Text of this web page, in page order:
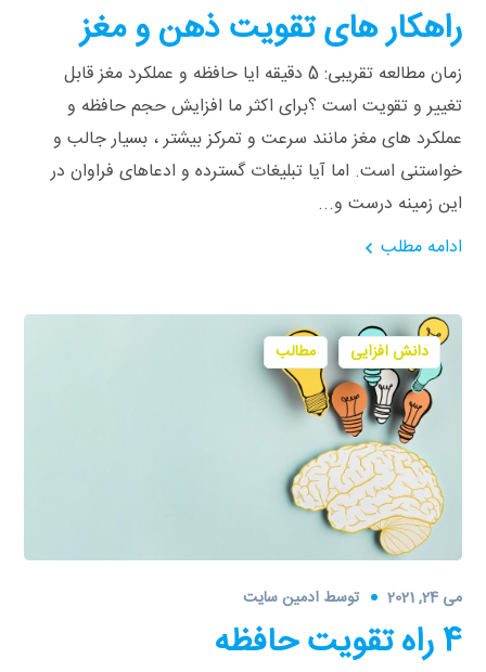
راهکار های تقویت ذهن و مغز
زمان مطالعه تقریبی: 5 دقیقه ایا حافظه و عملکرد مغز قابل
تغییر و تقویت است ؟برای اکثر ما افزایش حجم حافظه و
عملکرد های مغز مانند سرعت و تمرکز بیشتر ، بسیار جالب و
خواستنی است. اما آیا تبلیغات گسترده و ادعاهای فراوان در
این زمینه درست و...
ادامه مطلب
دانش افزایی مطالب
می 24, 2021 توسطادمین سایت
4 راه‌ تقویت حافظه